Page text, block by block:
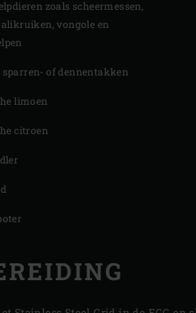
zoals scheermessen,
vongole en
sparren- of dennentakken
limoen
citroen